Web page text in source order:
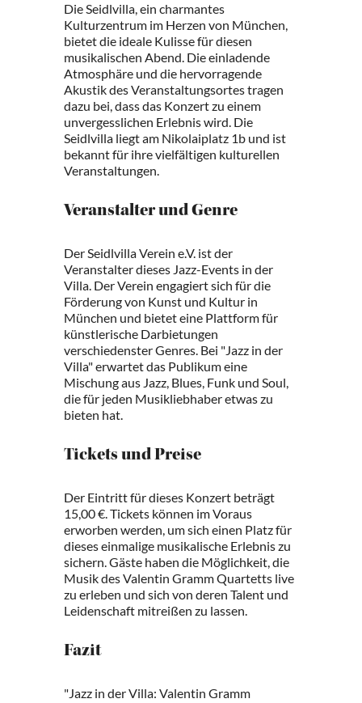
Die Seidlvilla, ein charmantes
Kulturzentrum im Herzen von München,
bietet die ideale Kulisse für diesen
musikalischen Abend. Die einladende
Atmosphäre und die hervorragende
Akustik des Veranstaltungsortes tragen
dazu bei, dass das Konzert zu einem
unvergesslichen Erlebnis wird. Die
Seidlvilla liegt am Nikolaiplatz 1b und ist
bekannt für ihre vielfältigen kulturellen
Veranstaltungen.
Veranstalter und Genre
Der Seidlvilla Verein e.V. ist der
Veranstalter dieses Jazz-Events in der
Villa. Der Verein engagiert sich für die
Förderung von Kunst und Kultur in
München und bietet eine Plattform für
künstlerische Darbietungen
verschiedenster Genres. Bei "Jazz in der
Villa" erwartet das Publikum eine
Mischung aus Jazz, Blues, Funk und Soul,
die für jeden Musikliebhaber etwas zu
bieten hat.
Tickets und Preise
Der Eintritt für dieses Konzert beträgt
15,00 €. Tickets können im Voraus
erworben werden, um sich einen Platz für
dieses einmalige musikalische Erlebnis zu
sichern. Gäste haben die Möglichkeit, die
Musik des Valentin Gramm Quartetts live
zu erleben und sich von deren Talent und
Leidenschaft mitreißen zu lassen.
Fazit
"Jazz in der Villa: Valentin Gramm